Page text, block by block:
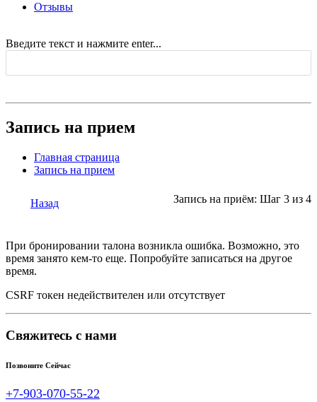
Отзывы
Введите текст и нажмите enter...
Запись на прием
Главная страница
Запись на прием
Назад Запись на приём: Шаг 3 из 4
При бронировании талона возникла ошибка. Возможно, это
время занято кем-то еще. Попробуйте записаться на другое
время.
CSRF токен недействителен или отсутствует
Свяжитесь с нами
Позвоните Сейчас
+7-903-070-55-22